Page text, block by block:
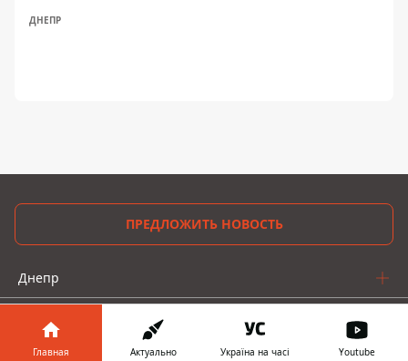
ДНЕПР
ПРЕДЛОЖИТЬ НОВОСТЬ
Днепр
Украина
Главная Актуально Україна на часі Youtube